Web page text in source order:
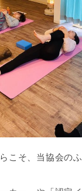
こそ、当協会の